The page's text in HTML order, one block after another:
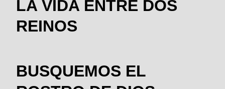
LA VIDA ENTRE DOS
REINOS
BUSQUEMOS EL